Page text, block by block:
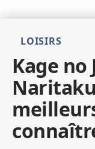
LOISIRS
Kage